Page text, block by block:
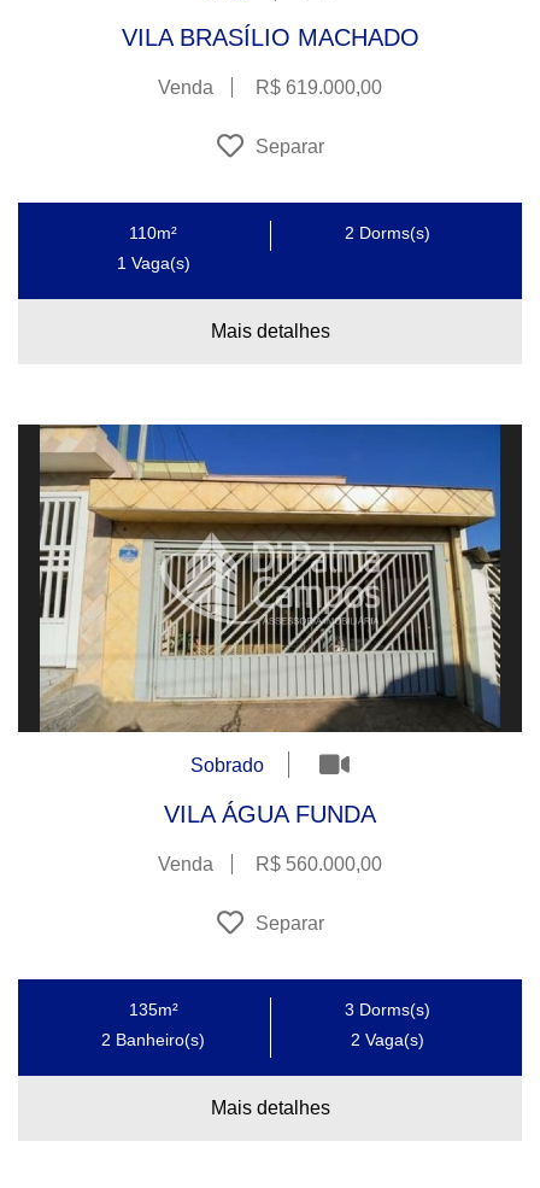
VILA BRASÍLIO MACHADO
Venda R$ 619.000,00
Separar
110m² 2 Dorms(s)
1Vaga(s)
Mais detalhes
Sobrado
VILA ÁGUA FUNDA
Venda R$ 560.000,00
Separar
135m² 3 Dorms(s)
2 Banheiro(s) 2 Vaga(s)
Mais detalhes